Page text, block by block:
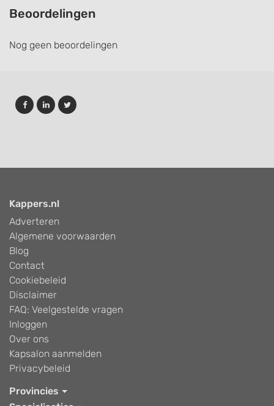
Beoordelingen
Nog geen beoordelingen
Kappers.nl
Adverteren
Algemene voorwaarden
Blog
Contact
Cookiebeleid
Disclaimer
FAQ: Veelgestelde vragen
Inloggen
Over ons
Kapsalon aanmelden
Privacybeleid
Provincies